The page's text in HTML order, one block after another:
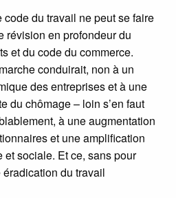
code du travail ne peut se faire
révision en profondeur du
et du code du commerce.
conduirait, non à un
des entreprises et à une
du chômage – loin s’en faut
à une augmentation
et une amplification
et sociale. Et ce, sans pour
du travail